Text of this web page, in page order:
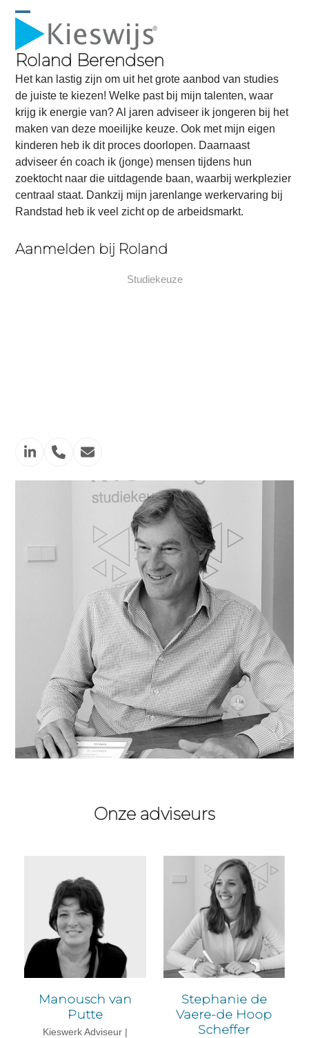
Open
mobile
menu
Close
mobile
menu
Roland Berendsen
Het kan lastig zijn om uit het grote aanbod van studies
de juiste te kiezen! Welke past bij mijn talenten, waar
krijg ik energie van? Al jaren adviseer ik jongeren bij het
maken van deze moeilijke keuze. Ook met mijn eigen
kinderen heb ik dit proces doorlopen. Daarnaast
adviseer én coach ik (jonge) mensen tijdens hun
zoektocht naar die uitdagende baan, waarbij werkplezier
centraal staat. Dankzij mijn jarenlange werkervaring bij
Randstad heb ik veel zicht op de arbeidsmarkt.
Aanmelden bij Roland
Studiekeuze
LinkedinPhoneEmail
Onze adviseurs
Manousch van
Putte
Kieswerk Adviseur |
Stephanie de
Vaere-de Hoop
Scheffer